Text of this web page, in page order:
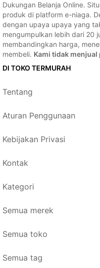
Dukungan Belanja Online.
produk di platform e-niaga.
dengan upaya upaya yang
mengumpulkan lebih dari 20
membandingkan harga,
membeli. Kami tidak menjual
DI TOKO TERMURAH
Tentang
Aturan Penggunaan
Kebijakan Privasi
Kontak
Kategori
Semua merek
Semua toko
Semua tag